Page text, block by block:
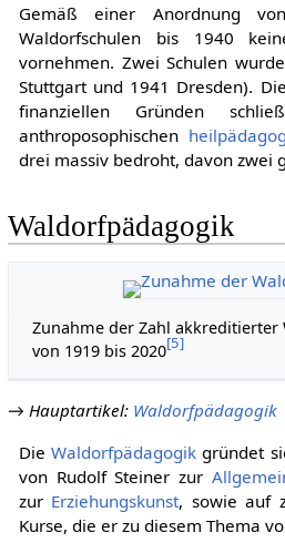
Gemäß einer Anordnung
Waldorfschulen bis 1940
vornehmen. Zwei Schulen
Stuttgart und 1941 Dresden).
finanziellen Gründen
anthroposophischen
drei massiv bedroht, davon zwei
Waldorfpädagogik
Zunahme der Zahl akkreditierter
von 1919 bis 2020[5]
→ Hauptartikel: Waldorfpädagogik
DieWaldorfpädagogik gründet
von Rudolf Steiner zur
zur Erziehungskunst, sowie auf
Kurse, die er zu diesem Thema